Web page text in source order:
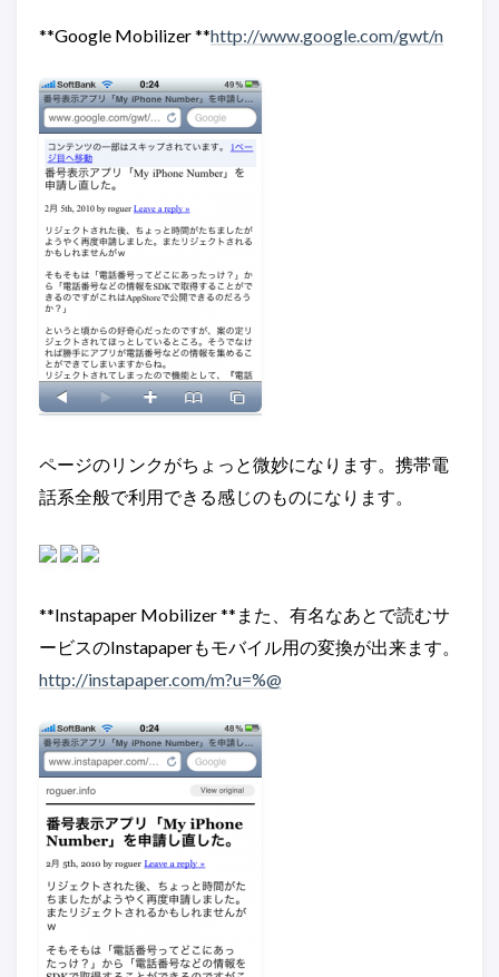
**Google Mobilizer **http://www.google.com/gwt/n
ページのリンクがちょっと微妙になります。携帯電
話系全般で利用できる感じのものになります。
**Instapaper Mobilizer **また、有名なあとで読むサ
ービスのInstapaperもモバイル用の変換が出来ます。
http://instapaper.com/m?u=%@